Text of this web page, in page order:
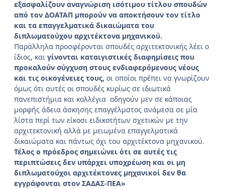
εξασφαλίζουν αναγνώριση ισότιμου τίτλου σπουδών
από τον ΔΟΑΤΑΠ μπορούν να αποκτήσουν τον τίτλο
και τα επαγγελματικά δικαιώματα του
διπλωματούχου αρχιτέκτονα μηχανικού.
Παράλληλα προσφέρονται σπουδές αρχιτεκτονικής λέει ο
ίδιος, και γίνονται καταιγιστικές διαφημίσεις που
προκαλούν σύγχυση στους ενδιαφερόμενους νέους
και τις οικογένειες τους, οι οποίοι πρέπει να γνωρίζουν
όμως ότι αυτές οι σπουδές κυρίως σε ιδιωτικά
πανεπιστήμια και κολλέγια οδηγούν μεν σε κάποιας
μορφής άδεια άσκησης επαγγέλματος ανάμεσα σε μία
λίστα περί των είκοσι ειδικοτήτων σχετικών με την
αρχιτεκτονική αλλά με μειωμένα επαγγελματικά
δικαιώματα και πάντως όχι του αρχιτέκτονα μηχανικού.
Τέλος ο πρόεδρος σημειώνει ότι σε αυτές τις
περιπτώσεις δεν υπάρχει υποχρέωση και οι μη
διπλωματούχοι αρχιτέκτονες μηχανικοί δεν θα
εγγράφονται στον ΣΑΔΑΣ-ΠΕΑ»